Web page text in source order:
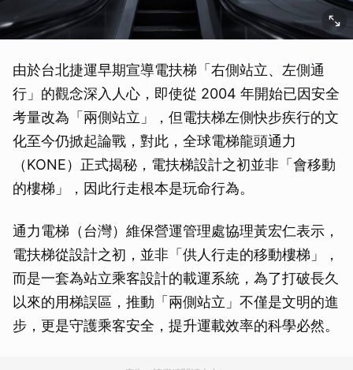
由於台北捷運早期宣導電扶梯「右側站立、左側通
行」的觀念深入人心，即使從 2004 年開始已因安全
考量改為「兩側站立」，但電扶梯左側快步疾行的文
化至今仍掀起論戰，對此，全球電梯龍頭通力
（KONE）正式揭秘，電扶梯設計之初並非「會移動
的樓梯」，因此行走根本是玩命行為。
通力電梯（台灣）維保營運管理處協理黃宏仁表示，
電扶梯從設計之初，並非「供人行走的移動樓梯」，
而是一套為站立乘客設計的載運系統，為了打破長久
以來的用梯誤區，推動「兩側站立」不僅是文明的進
步，更是守護乘客安全，提升運載效率的科學必然。